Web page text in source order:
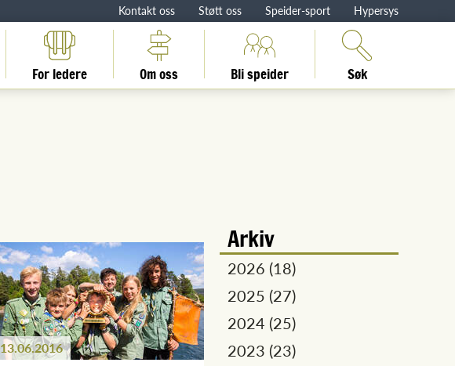
Kontakt oss Støtt oss Speider-sport Hypersys
For ledere Om oss Bli speider Søk
13.06.2016
Arkiv
2026 (18)
2025 (27)
2024 (25)
2023 (23)